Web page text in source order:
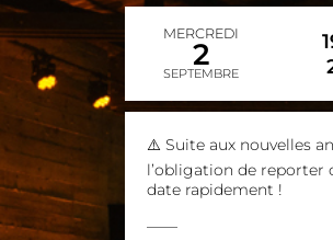
MERCREDI
2
SEPTEMBRE
⚠️ Suite aux nouvelles
l’obligation de reporter
date rapidement !
——